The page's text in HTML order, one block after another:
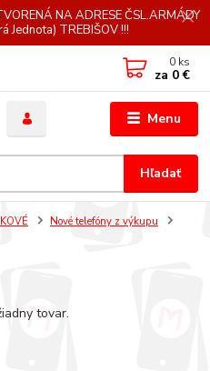
NA ADRESE ČSL.ARMÁDY
Jednota) TREBIŠOV !!!
Menu
Hľadať
0 ks
za 0 €
Nové telefóny z výkupu
tovar.